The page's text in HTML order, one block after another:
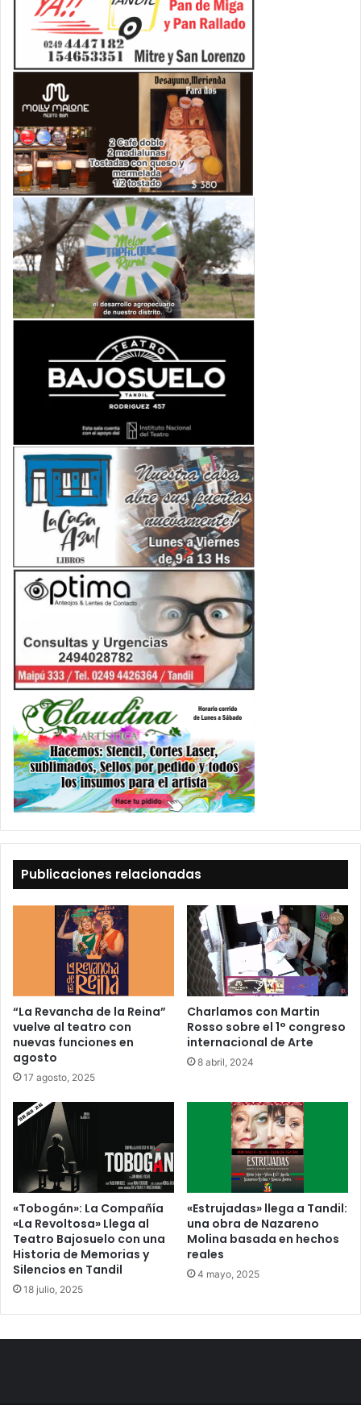
Publicaciones relacionadas
“La Revancha de la Reina”
vuelve al teatro con
nuevas funciones en
agosto
17 agosto, 2025
Charlamos con Martin
Rosso sobre el 1° congreso
internacional de Arte
8 abril, 2024
«Tobogán»: La Compañía
«La Revoltosa» Llega al
Teatro Bajosuelo con una
Historia de Memorias y
Silencios en Tandil
18 julio, 2025
«Estrujadas» llega a Tandil:
una obra de Nazareno
Molina basada en hechos
reales
4 mayo, 2025